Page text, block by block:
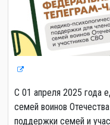
С 01 апреля 2025 года
семей воинов
поддержки семей и